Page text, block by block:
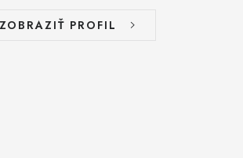
ZOBRAZIŤ PROFIL